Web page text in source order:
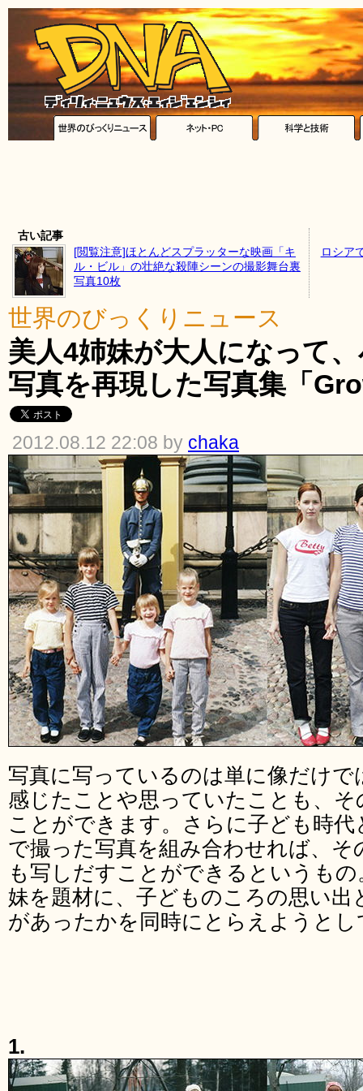
古い記事
[閲覧注意]ほとんどスプラッターな映画「キ
ル・ビル」の壮絶な殺陣シーンの撮影舞台裏
写真10枚
ロシア
世界のびっくりニュース
美人4姉妹が大人になって
写真を再現した写真集「
2012.08.12 22:08 by chaka
写真に写っているのは単に像だけ
感じたことや思っていたことも、
ことができます。さらに子ども時
で撮った写真を組み合わせれば、そ
も写しだすことができるというも
妹を題材に、子どものころの思い出
があったかを同時にとらえようとし
1.